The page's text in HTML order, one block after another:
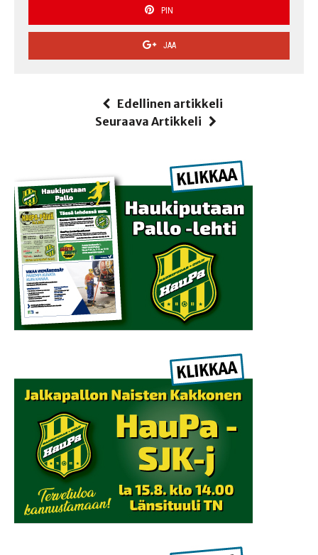
PIN
JAA
Edellinen artikkeli
Seuraava Artikkeli